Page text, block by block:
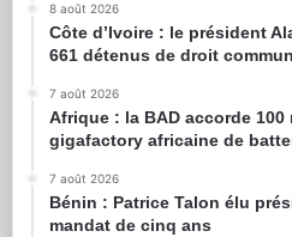
8 août 2026
Côte d’Ivoire : le président
661 détenus de droit commun
7 août 2026
Afrique : la BAD accorde
gigafactory africaine de
7 août 2026
Bénin : Patrice Talon élu
mandat de cinq ans